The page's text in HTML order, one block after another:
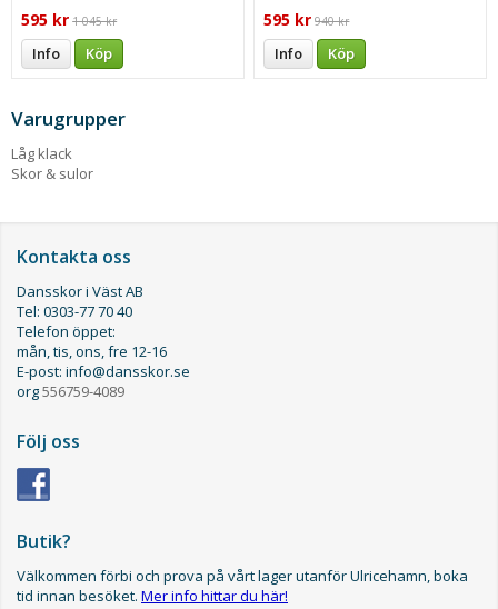
595 kr 1 045 kr
Info Köp
595 kr 940 kr
Info Köp
Varugrupper
Låg klack
Skor & sulor
Kontakta oss
Dansskor i Väst AB
Tel: 0303-77 70 40
Telefon öppet:
mån, tis, ons, fre 12-16
E-post: info@dansskor.se
org556759-4089
Följ oss
Butik?
Välkommen förbi och prova på vårt lager utanför Ulricehamn, boka
tid innan besöket. Mer info hittar du här!